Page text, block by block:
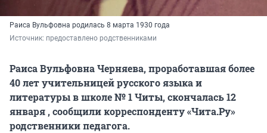
Раиса Вульфовна родилась 8 марта 1930 года
Источник: предоставлено родственниками
Раиса Вульфовна Черняева, проработавшая более
40 лет учительницей русского языка и
литературы в школе № 1 Читы, скончалась 12
января , сообщили корреспонденту «Чита.Ру»
родственники педагога.